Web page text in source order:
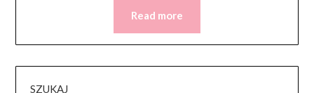
Read more
SZUKAJ